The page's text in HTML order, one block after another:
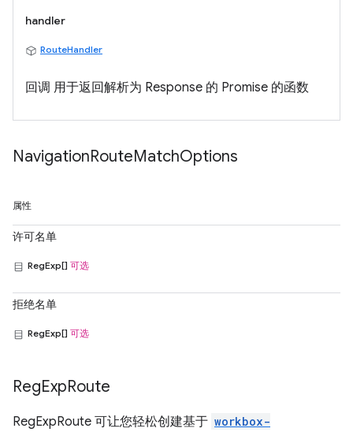
handler
RouteHandler
回调 用于返回解析为 Response 的 Promise 的函数
NavigationRouteMatchOptions
属性
许可名单
RegExp[] 可选
拒绝名单
RegExp[] 可选
RegExpRoute
RegExpRoute 可让您轻松创建基于 workbox-